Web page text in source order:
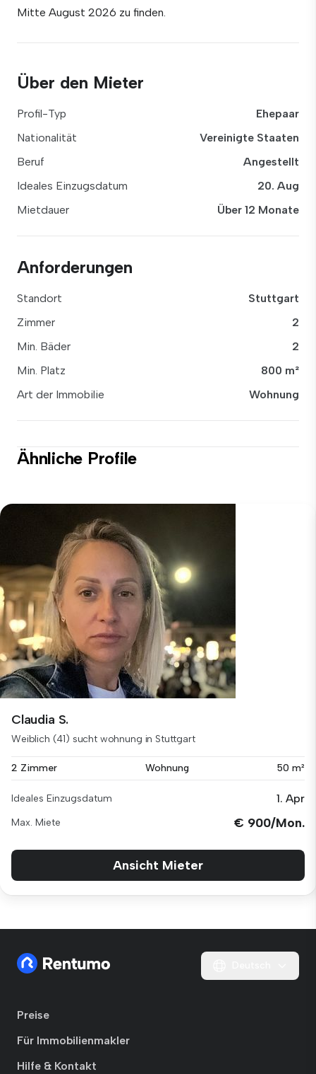
Mitte August 2026 zu finden.
Über den Mieter
Profil-Typ
Ehepaar
Nationalität
Vereinigte Staaten
Beruf
Angestellt
Ideales Einzugsdatum
20. Aug
Mietdauer
Über 12 Monate
Anforderungen
Standort
Stuttgart
Zimmer
2
Min. Bäder
2
Min. Platz
800 m²
Art der Immobilie
Wohnung
Ähnliche Profile
Claudia S.
Weiblich (41) sucht wohnung in Stuttgart
2 Zimmer Wohnung 50 m²
Ideales Einzugsdatum 1. Apr
Max. Miete € 900/Mon.
Ansicht Mieter
Preise
Für Immobilienmakler
Hilfe & Kontakt